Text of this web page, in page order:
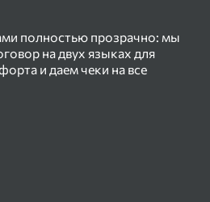
полностью прозрачно: мы
на двух языках для
и даем чеки на все